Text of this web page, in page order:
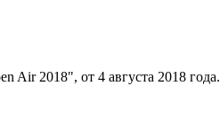
Air 2018", от 4 августа 2018 года.